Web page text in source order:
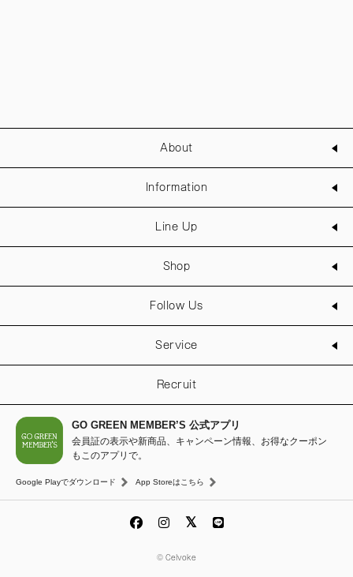
About
Information
Line Up
Shop
Follow Us
Service
Recruit
GO GREEN MEMBER’S 公式アプリ
会員証の表示や新商品、キャンペーン情報、お得なクーポン
もこのアプリで。
Google Playでダウンロード App Storeはこちら
© Celvoke